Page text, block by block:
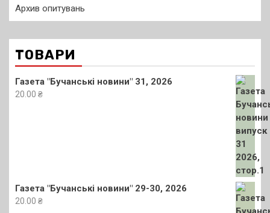
Архив опитувань
ТОВАРИ
Газета "Бучанські новини" 31, 2026
20.00 ₴
Газета "Бучанські новини" 29-30, 2026
20.00 ₴